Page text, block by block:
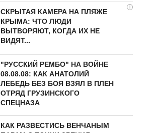
i
СКРЫТАЯ КАМЕРА НА ПЛЯЖЕ
КРЫМА: ЧТО ЛЮДИ
ВЫТВОРЯЮТ, КОГДА ИХ НЕ
ВИДЯТ...
"РУССКИЙ РЕМБО" НА ВОЙНЕ
08.08.08: КАК АНАТОЛИЙ
ЛЕБЕДЬ БЕЗ БОЯ ВЗЯЛ В ПЛЕН
ОТРЯД ГРУЗИНСКОГО
СПЕЦНАЗА
КАК РАЗВЕСТИСЬ ВЕНЧАНЫМ